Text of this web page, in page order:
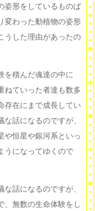
姿形をしているものば
変わった動植物の姿形
うした理由があったの
を積んだ魂達の中に
ねていった者達も数多
存在にまで成長してい
話になるのですが、
や恒星や銀河系といっ
うになってゆくので
話になるのですが、
、無数の生命体験をし